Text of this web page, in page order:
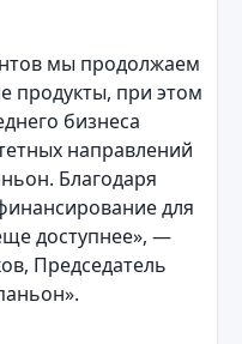
мы продолжаем
продукты, при этом
бизнеса
направлений
Благодаря
для
доступнее», —
Председатель